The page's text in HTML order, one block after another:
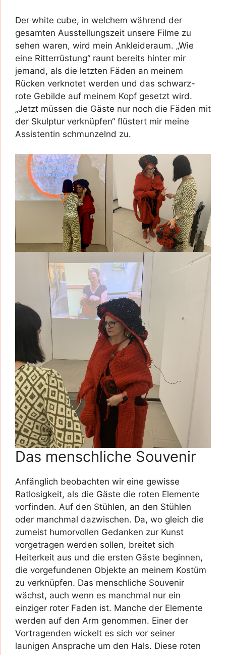
Der white cube, in welchem während der
gesamten Ausstellungszeit unsere Filme zu
sehen waren, wird mein Ankleideraum. „Wie
eine Ritterrüstung“ raunt bereits hinter mir
jemand, als die letzten Fäden an meinem
Rücken verknotet werden und das schwarz-
rote Gebilde auf meinem Kopf gesetzt wird.
„Jetzt müssen die Gäste nur noch die Fäden mit
der Skulptur verknüpfen“ flüstert mir meine
Assistentin schmunzelnd zu.
Das menschliche Souvenir
Anfänglich beobachten wir eine gewisse
Ratlosigkeit, als die Gäste die roten Elemente
vorfinden. Auf den Stühlen, an den Stühlen
oder manchmal dazwischen. Da, wo gleich die
zumeist humorvollen Gedanken zur Kunst
vorgetragen werden sollen, breitet sich
Heiterkeit aus und die ersten Gäste beginnen,
die vorgefundenen Objekte an meinem Kostüm
zu verknüpfen. Das menschliche Souvenir
wächst, auch wenn es manchmal nur ein
einziger roter Faden ist. Manche der Elemente
werden auf den Arm genommen. Einer der
Vortragenden wickelt es sich vor seiner
launigen Ansprache um den Hals. Diese roten